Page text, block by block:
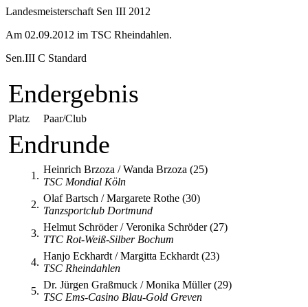
Landesmeisterschaft Sen III 2012
Am 02.09.2012 im TSC Rheindahlen.
Sen.III C Standard
Endergebnis
Platz Paar/Club
Endrunde
1.
Heinrich Brzoza / Wanda Brzoza (25)
TSC Mondial Köln
2.
Olaf Bartsch / Margarete Rothe (30)
Tanzsportclub Dortmund
3.
Helmut Schröder / Veronika Schröder (27)
TTC Rot-Weiß-Silber Bochum
4.
Hanjo Eckhardt / Margitta Eckhardt (23)
TSC Rheindahlen
5.
Dr. Jürgen Graßmuck / Monika Müller (29)
TSC Ems-Casino Blau-Gold Greven